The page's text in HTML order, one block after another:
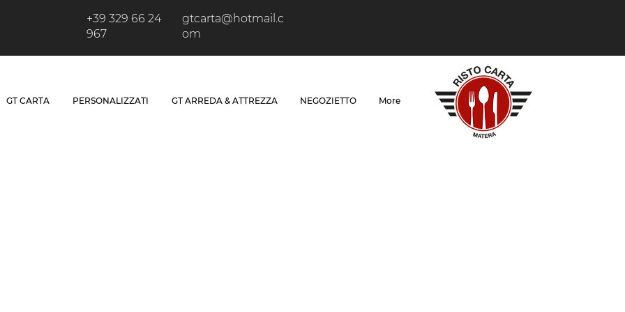
+39 329 66 24
967
gtcarta@hotmail.c
om
GT CARTA PERSONALIZZATI GT ARREDA & ATTREZZA NEGOZIETTO More